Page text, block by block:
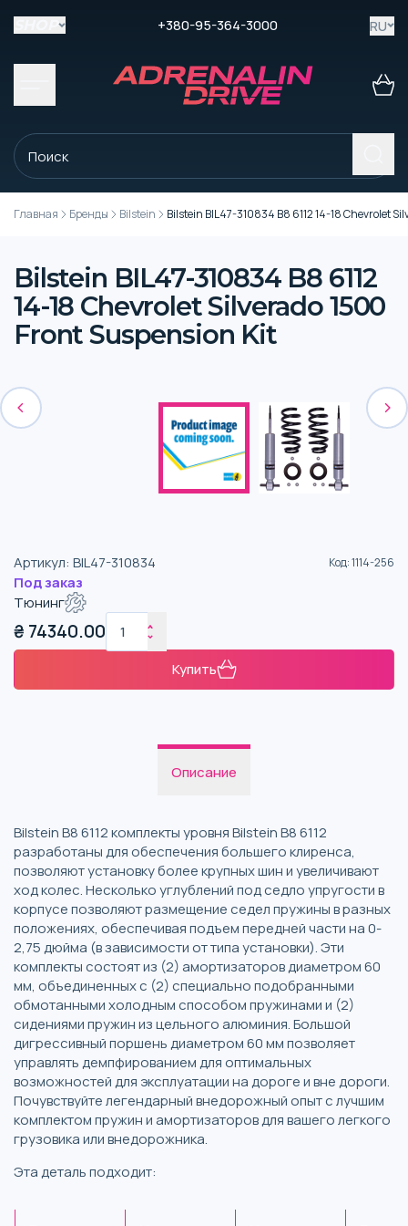
+380-95-364-3000 RU
Главная Бренды Bilstein Bilstein BIL47-310834 B8 6112 14-18 Chevrolet
Bilstein BIL47-310834 B8 6112
14-18 Chevrolet Silverado 1500
Front Suspension Kit
Артикул: BIL47-310834 Код:1114-256
Под заказ
Тюнинг
₴ 74340.00
Купить
Описание
Bilstein B8 6112 комплекты уровня Bilstein B8 6112
разработаны для обеспечения большего клиренса,
позволяют установку более крупных шин и увеличивают
ход колес. Несколько углублений под седло упругости в
корпусе позволяют размещение седел пружины в разных
положениях, обеспечивая подъем передней части на 0-
2,75 дюйма (в зависимости от типа установки). Эти
комплекты состоят из (2) амортизаторов диаметром 60
мм, объединенных с (2) специально подобранными
обмотанными холодным способом пружинами и (2)
сидениями пружин из цельного алюминия. Большой
дигрессивный поршень диаметром 60 мм позволяет
управлять демпфированием для оптимальных
возможностей для эксплуатации на дороге и вне дороги.
Почувствуйте легендарный внедорожный опыт с лучшим
комплектом пружин и амортизаторов для вашего легкого
грузовика или внедорожника.
Эта деталь подходит: